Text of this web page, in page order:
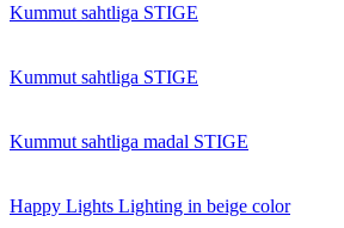
Kummut sahtliga STIGE
Kummut sahtliga STIGE
Kummut sahtliga madal STIGE
Happy Lights Lighting in beige color